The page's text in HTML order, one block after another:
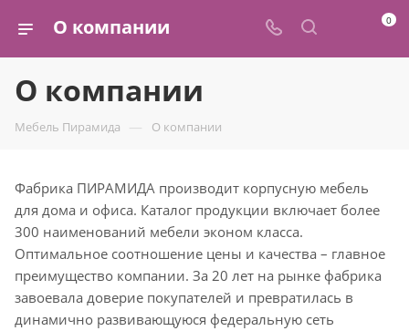
О компании 0
О компании
Мебель Пирамида — О компании
Фабрика ПИРАМИДА производит корпусную мебель
для дома и офиса. Каталог продукции включает более
300 наименований мебели эконом класса.
Оптимальное соотношение цены и качества – главное
преимущество компании. За 20 лет на рынке фабрика
завоевала доверие покупателей и превратилась в
динамично развивающуюся федеральную сеть